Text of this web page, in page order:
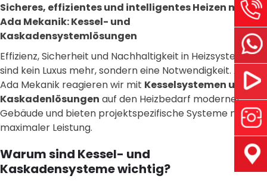
Sicheres, effizientes und intelligentes Heizen mit
Ada Mekanik: Kessel- und
Kaskadensystemlösungen
Effizienz, Sicherheit und Nachhaltigkeit in Heizsystemen
sind kein Luxus mehr, sondern eine Notwendigkeit. Als
Ada Mekanik reagieren wir mit Kesselsystemen und
Kaskadenlösungen auf den Heizbedarf moderner
Gebäude und bieten projektspezifische Systeme mit
maximaler Leistung.
Warum sind Kessel- und
Kaskadensysteme wichtig?